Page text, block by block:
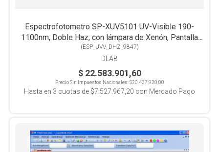
Espectrofotometro SP-XUV5101 UV-Visible 190-
1100nm, Doble Haz, con lámpara de Xenón, Pantalla
Táctil con Software incluido
(ESP_UVV_DHZ_9847)
DLAB
$ 22.583.901,60
Precio Sin Impuestos Nacionales:$20.437.920,00
Hasta en 3 cuotas de $7.527.967,20 con Mercado Pago